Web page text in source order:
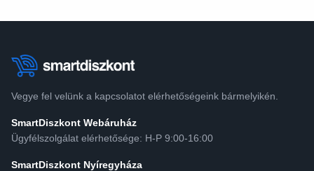
Vegye fel velünk a kapcsolatot elérhetőségeink bármelyikén.
SmartDiszkont Webáruház
Ügyfélszolgálat elérhetősége: H-P 9:00-16:00
SmartDiszkont Nyíregyháza